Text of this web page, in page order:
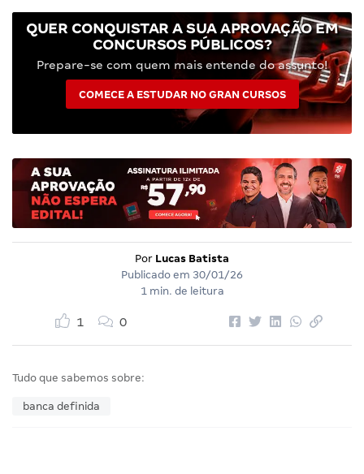
QUER CONQUISTAR A SUA APROVAÇÃO EM
CONCURSOS PÚBLICOS?
Prepare-se com quem mais entende do assunto!
COMECE A ESTUDAR NO GRAN CURSOS
Por Lucas Batista
Publicado em 30/01/26
1 min. de leitura
1 0
Tudo que sabemos sobre:
banca definida